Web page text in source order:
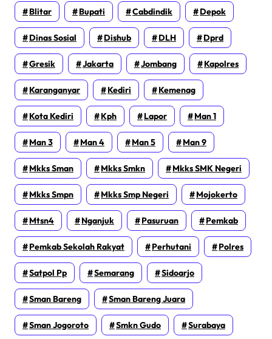
Blitar Bupati Cabdindik Depok
Dinas Sosial Dishub DLH Dprd
Gresik Jakarta Jombang Kapolres
Karanganyar Kediri Kemenag
Kota Kediri Kph Lapor Man 1
Man 3 Man 4 Man 5 Man 9
Mkks Sman Mkks Smkn Mkks SMK Negeri
Mkks Smpn Mkks Smp Negeri Mojokerto
Mtsn4 Nganjuk Pasuruan Pemkab
Pemkab Sekolah Rakyat Perhutani Polres
Satpol Pp Semarang Sidoarjo
Sman Bareng Sman Bareng Juara
Sman Jogoroto Smkn Gudo Surabaya